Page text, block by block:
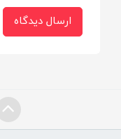
ارسال دیدگاه